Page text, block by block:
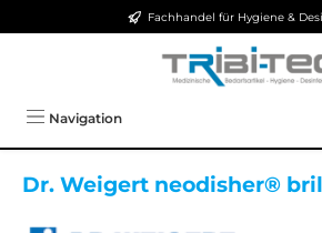
Zum Hauptinhalt springenFachhandel für Hygiene &
Navigation
Dr. Weigert neodisher®